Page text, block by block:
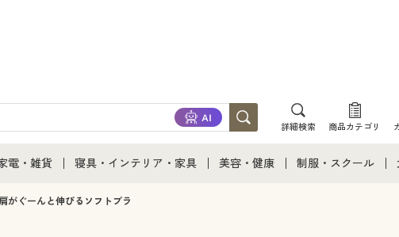
詳細検索 商品カテゴリ
カタログ・チ
べて
電・雑貨
家電・雑貨すべて
寝具・インテリア・家具
寝具・インテリア・家具通販すべて
美容・健康 制服・スクール
肩がぐーんと伸びるソフトブラ